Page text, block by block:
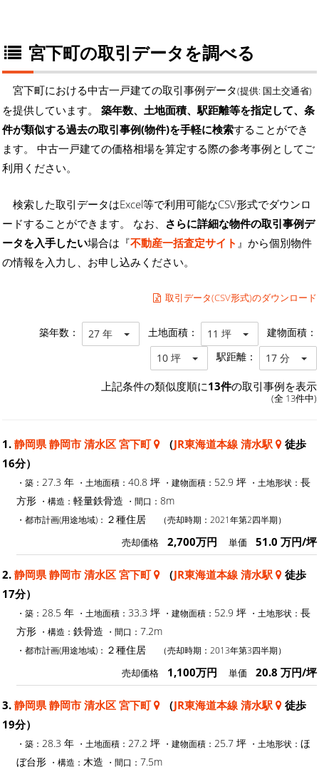
宮下町の取引データを調べる
宮下町における中古一戸建ての取引事例データ(提供: 国土交通省)
を提供しています。 築年数、土地面積、駅距離等を指定して、条
件が類似する過去の取引事例(物件)を手軽に検索することができ
ます。 中古一戸建ての価格相場を算定する際の参考事例としてご
利用ください。
検索した取引データはExcel等で利用可能なCSV形式でダウンロ
ードすることができます。 なお、 さらに詳細な物件の取引事例デ
ータを入手したい場合は『不動産一括査定サイト 』から個別物件
の情報を入力し、お申し込みください。
取引データ(CSV形式)のダウンロード
築年数： 27 年 土地面積： 11 坪 建物面積：
10 坪 駅距離： 17 分
上記条件の類似度順に13件の取引事例を表示
(全 13件中)
1. 静岡県 静岡市 清水区 宮下町 （JR東海道本線 清水駅
徒歩
16分）
・築： 27.3 年 ・土地面積： 40.8 坪 ・建物面積： 52.9 坪 ・土地形状： 長
方形 ・構造： 軽量鉄骨造 ・間口： 8m
・都市計画(用途地域)： ２種住居 （売却時期：2021年第2四半期）
売却価格 2,700万円 単価 51.0 万円/坪
2. 静岡県 静岡市 清水区 宮下町 （JR東海道本線 清水駅
徒歩
17分）
・築： 28.5 年 ・土地面積： 33.3 坪 ・建物面積： 52.9 坪 ・土地形状： 長
方形 ・構造： 鉄骨造 ・間口： 7.2m
・都市計画(用途地域)： ２種住居 （売却時期：2013年第3四半期）
売却価格 1,100万円 単価 20.8 万円/坪
3. 静岡県 静岡市 清水区 宮下町 （JR東海道本線 清水駅
徒歩
19分）
・築： 28.3 年 ・土地面積： 27.2 坪 ・建物面積： 25.7 坪 ・土地形状： ほ
ぼ台形 ・構造： 木造 ・間口： 7.5m